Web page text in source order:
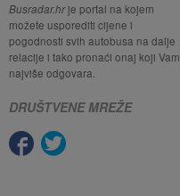
Busradar.hrje portal na kojem
možete usporediti cijene i
pogodnosti svih autobusa na dalje
relacije i tako pronaći onaj koji Vam
najviše odgovara.
DRUŠTVENE MREŽE